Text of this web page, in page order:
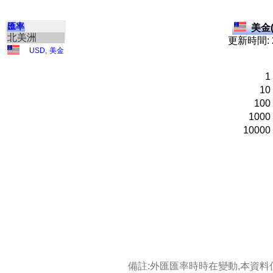
匯率
北美洲
USD 美金
美金
更新時間:
1
10
100
1000
10000
備註:外匯匯率時時在變動,本資